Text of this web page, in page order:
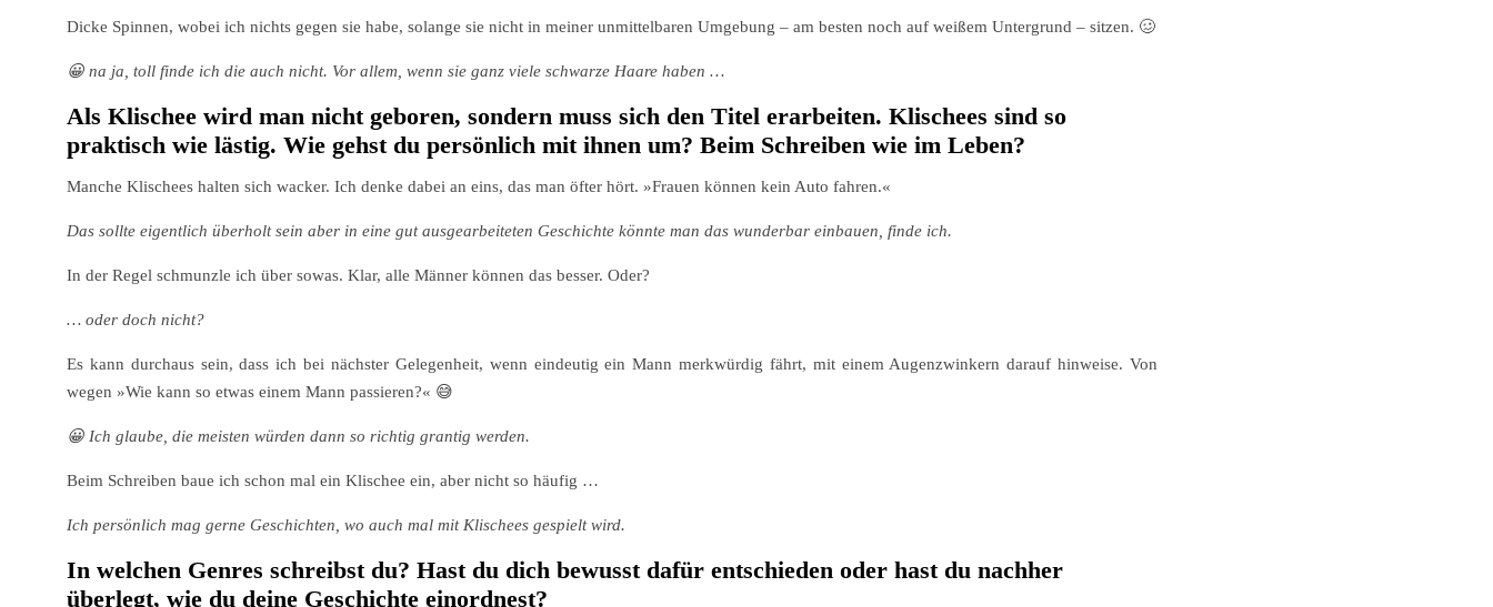
Dicke Spinnen, wobei ich nichts gegen sie habe, solange sie nicht in meiner unmittelbaren Umgebung – am besten noch auf weißem Untergrund – sitzen. 🥴
😀 na ja, toll finde ich die auch nicht. Vor allem, wenn sie ganz viele schwarze Haare haben …
Als Klischee wird man nicht geboren, sondern muss sich den Titel erarbeiten. Klischees sind so
praktisch wie lästig. Wie gehst du persönlich mit ihnen um? Beim Schreiben wie im Leben?
Manche Klischees halten sich wacker. Ich denke dabei an eins, das man öfter hört. »Frauen können kein Auto fahren.«
Das sollte eigentlich überholt sein aber in eine gut ausgearbeiteten Geschichte könnte man das wunderbar einbauen, finde ich.
In der Regel schmunzle ich über sowas. Klar, alle Männer können das besser. Oder?
… oder doch nicht?
Es kann durchaus sein, dass ich bei nächster Gelegenheit, wenn eindeutig ein Mann merkwürdig fährt, mit einem Augenzwinkern darauf hinweise. Von
wegen »Wie kann so etwas einem Mann passieren?« 😅
😀 Ich glaube, die meisten würden dann so richtig grantig werden.
Beim Schreiben baue ich schon mal ein Klischee ein, aber nicht so häufig …
Ich persönlich mag gerne Geschichten, wo auch mal mit Klischees gespielt wird.
In welchen Genres schreibst du? Hast du dich bewusst dafür entschieden oder hast du nachher
überlegt, wie du deine Geschichte einordnest?